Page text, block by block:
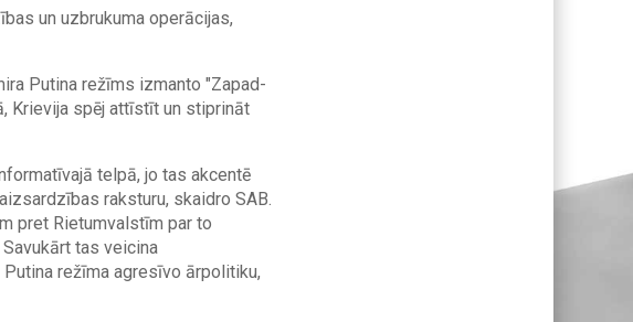
un uzbrukuma operācijas,
Putina režīms izmanto "Zapad-
Krievija spēj attīstīt un stiprināt
telpā, jo tas akcentē
raksturu, skaidro SAB.
pret Rietumvalstīm par to
tas veicina
režīma agresīvo ārpolitiku,